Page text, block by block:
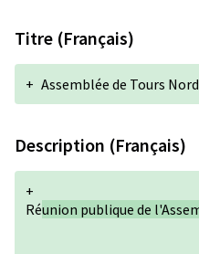
Titre (Français)
+ Assemblée de Tours
Description (Français)
+
Réunion publique de